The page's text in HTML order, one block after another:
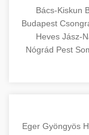
Magas
Bács-Kiskun
Budapest
Heves Jász-
Nógrád Pest
Eger Gyöngyös